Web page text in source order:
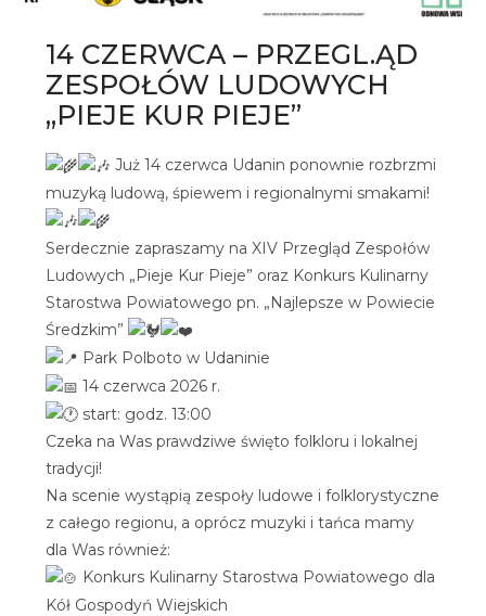
14 CZERWCA – PRZEGL.ĄD
ZESPOŁÓW LUDOWYCH
,,PIEJE KUR PIEJE”
Już 14 czerwca Udanin ponownie rozbrzmi
muzyką ludową, śpiewem i regionalnymi smakami!
Serdecznie zapraszamy na XIV Przegląd Zespołów
Ludowych „Pieje Kur Pieje” oraz Konkurs Kulinarny
Starostwa Powiatowego pn. „Najlepsze w Powiecie
Średzkim”
Park Polboto w Udaninie
14 czerwca 2026 r.
start: godz. 13:00
Czeka na Was prawdziwe święto folkloru i lokalnej
tradycji!
Na scenie wystąpią zespoły ludowe i folklorystyczne
z całego regionu, a oprócz muzyki i tańca mamy
dla Was również:
Konkurs Kulinarny Starostwa Powiatowego dla
Kół Gospodyń Wiejskich